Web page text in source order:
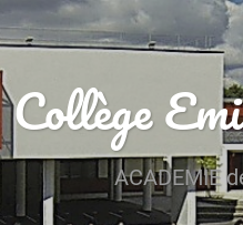
Collège
ACADEMIE